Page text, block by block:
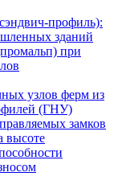
профиль):
зданий
при
узлов ферм из
(ГНУ)
замков
высоте